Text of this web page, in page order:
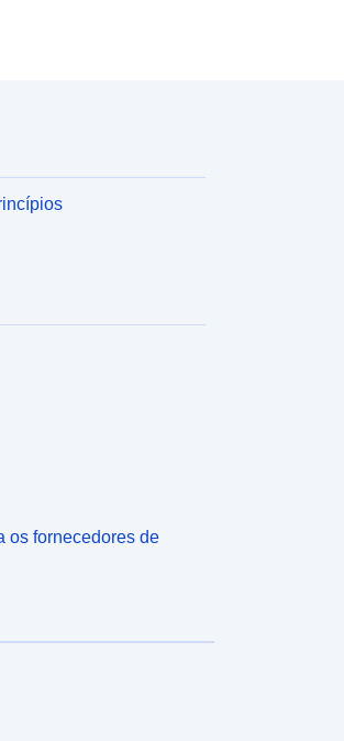
os fornecedores de